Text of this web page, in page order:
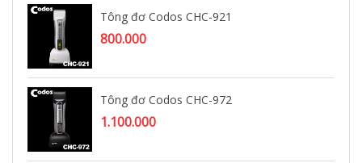
Tông đơ Codos CHC-921
800.000
Tông đơ Codos CHC-972
1.100.000